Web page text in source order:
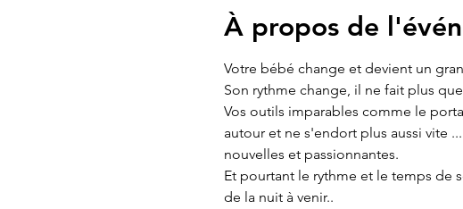
À propos de
Votre bébé change et devient un
Son rythme change, il ne fait plus
Vos outils imparables comme le
autour et ne s'endort plus aussi vite
nouvelles et passionnantes.
Et pourtant le rythme et le temps de
de la nuit à venir..